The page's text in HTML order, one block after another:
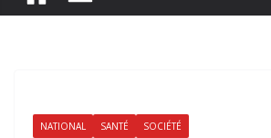
NATIONAL SANTÉ SOCIÉTÉ